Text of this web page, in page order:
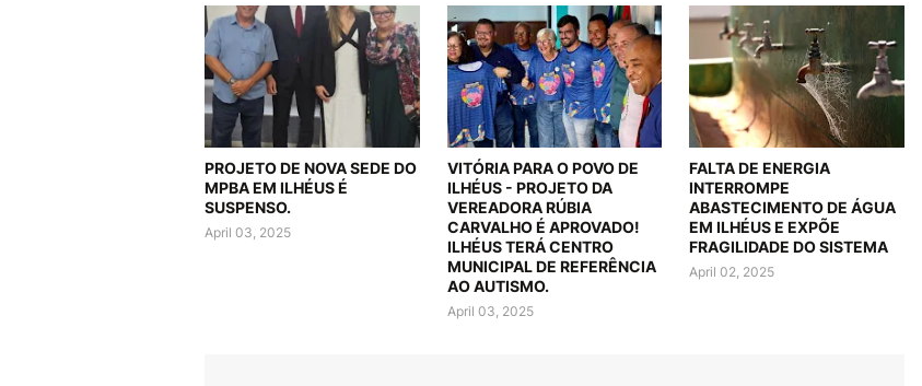
PROJETO DE NOVA SEDE DO
MPBA EM ILHÉUS É
SUSPENSO.
April 03, 2025
VITÓRIA PARA O POVO DE
ILHÉUS - PROJETO DA
VEREADORA RÚBIA
CARVALHO É APROVADO!
ILHÉUS TERÁ CENTRO
MUNICIPAL DE REFERÊNCIA
AO AUTISMO.
April 03, 2025
FALTA DE ENERGIA
INTERROMPE
ABASTECIMENTO DE ÁGUA
EM ILHÉUS E EXPÕE
FRAGILIDADE DO SISTEMA
April 02, 2025